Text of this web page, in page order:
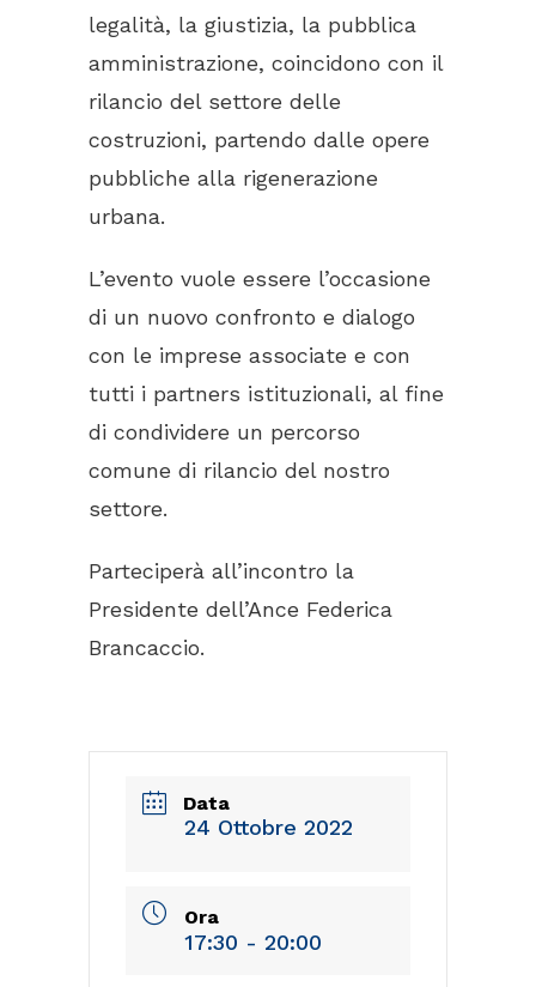
legalità, la giustizia, la pubblica
amministrazione, coincidono con il
rilancio del settore delle
costruzioni, partendo dalle opere
pubbliche alla rigenerazione
urbana.
L’evento vuole essere l’occasione
di un nuovo confronto e dialogo
con le imprese associate e con
tutti i partners istituzionali, al fine
di condividere un percorso
comune di rilancio del nostro
settore.
Parteciperà all’incontro la
Presidente dell’Ance Federica
Brancaccio.
Data
24 Ottobre 2022
Ora
17:30 - 20:00